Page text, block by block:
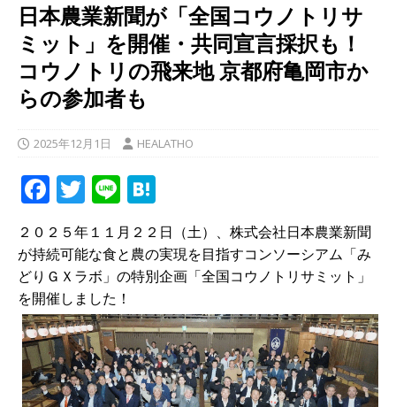
日本農業新聞が「全国コウノトリサ
ミット」を開催・共同宣言採択も！
コウノトリの飛来地 京都府亀岡市か
らの参加者も
2025年12月1日 HEALATHO
F
a
c
e
b
o
o
k
T
w
it
te
r
Li
n
e
at
e
n
２０２５年１１月２２日（土）、株式会社日本農業新聞
が持続可能な食と農の実現を目指すコンソーシアム「み
どりＧＸラボ」の特別企画「全国コウノトリサミット」
を開催しました！